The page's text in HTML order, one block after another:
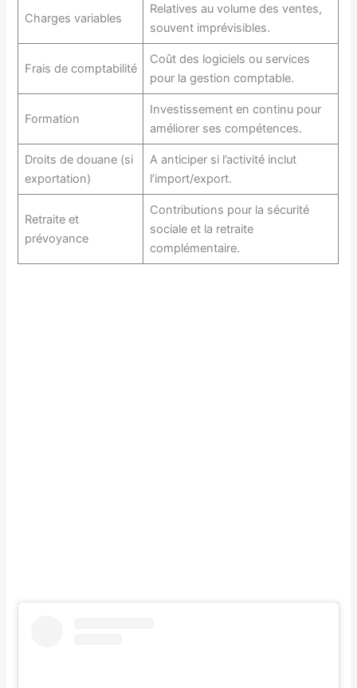
Charges variables
Relatives au volume des ventes,
souvent imprévisibles.
Frais de comptabilité
Coût des logiciels ou services
pour la gestion comptable.
Formation
Investissement en continu pour
améliorer ses compétences.
Droits de douane (si
exportation)
A anticiper si l’activité inclut
l’import/export.
Retraite et
prévoyance
Contributions pour la sécurité
sociale et la retraite
complémentaire.